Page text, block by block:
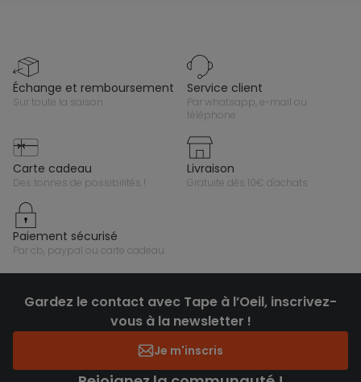
échange et remboursement
sur toute la saison
service client
par whatsapp, e-mail ou
téléphone
carte cadeau
des tonnes de possibilités !
livraison
gratuite dès 10€ d'achats
paiement sécurisé
par cb, paypal ou carte cadeau
Gardez le contact avec Tape à l’Oeil, inscrivez-
vous à la newsletter !
Je m'inscris